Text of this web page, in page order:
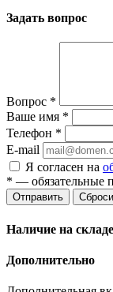
Задать вопрос
Вопрос *
Ваше имя *
Телефон *
E-mail
Я согласен на
* — обязательные
Отправить
Наличие на складе
Дополнительно